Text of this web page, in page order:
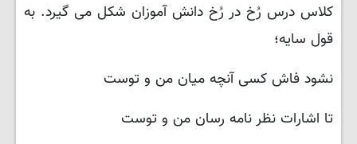
کلاس درس رُخ در رُخ دانش آموزان شکل می گیرد. به
قول سایه؛
نشود فاش کسی آنچه میان من و توست
تا اشارات نظر نامه رسان من و توست